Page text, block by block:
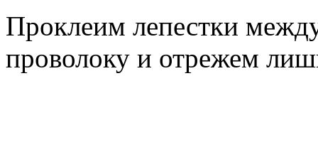
Проклеим лепестки
проволоку и отрежем